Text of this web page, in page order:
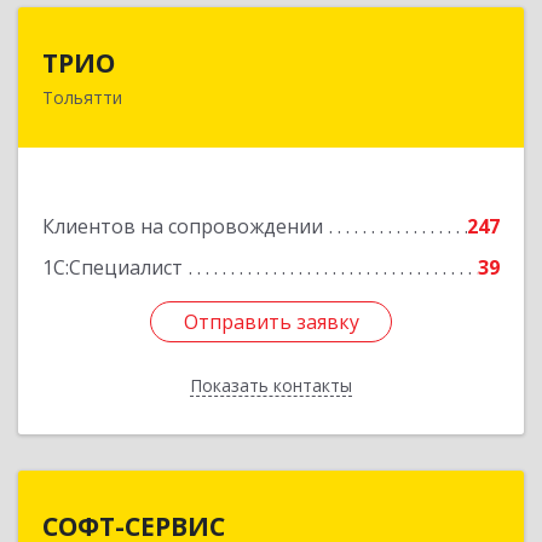
ТРИО
Тольятти
Клиентов на сопровождении
247
1С:Специалист
39
Отправить заявку
Показать контакты
Отправить заявку
Назад
СОФТ-СЕРВИС